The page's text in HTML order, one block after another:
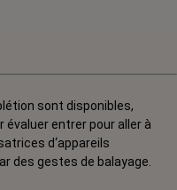
sont disponibles,
entrer pour aller à
d‘appareils
des gestes de balayage.